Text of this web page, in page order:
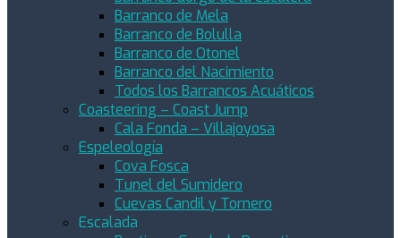
Barranco de Mela
Barranco de Bolulla
Barranco de Otonel
Barranco del Nacimiento
Todos los Barrancos Acuáticos
Coasteering – Coast Jump
Cala Fonda – Villajoyosa
Espeleología
Cova Fosca
Tunel del Sumidero
Cuevas Candil y Tornero
Escalada